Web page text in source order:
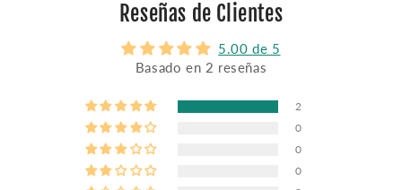
Reseñas de Clientes
5.00 de 5
Basado en 2 reseñas
2
0
0
0